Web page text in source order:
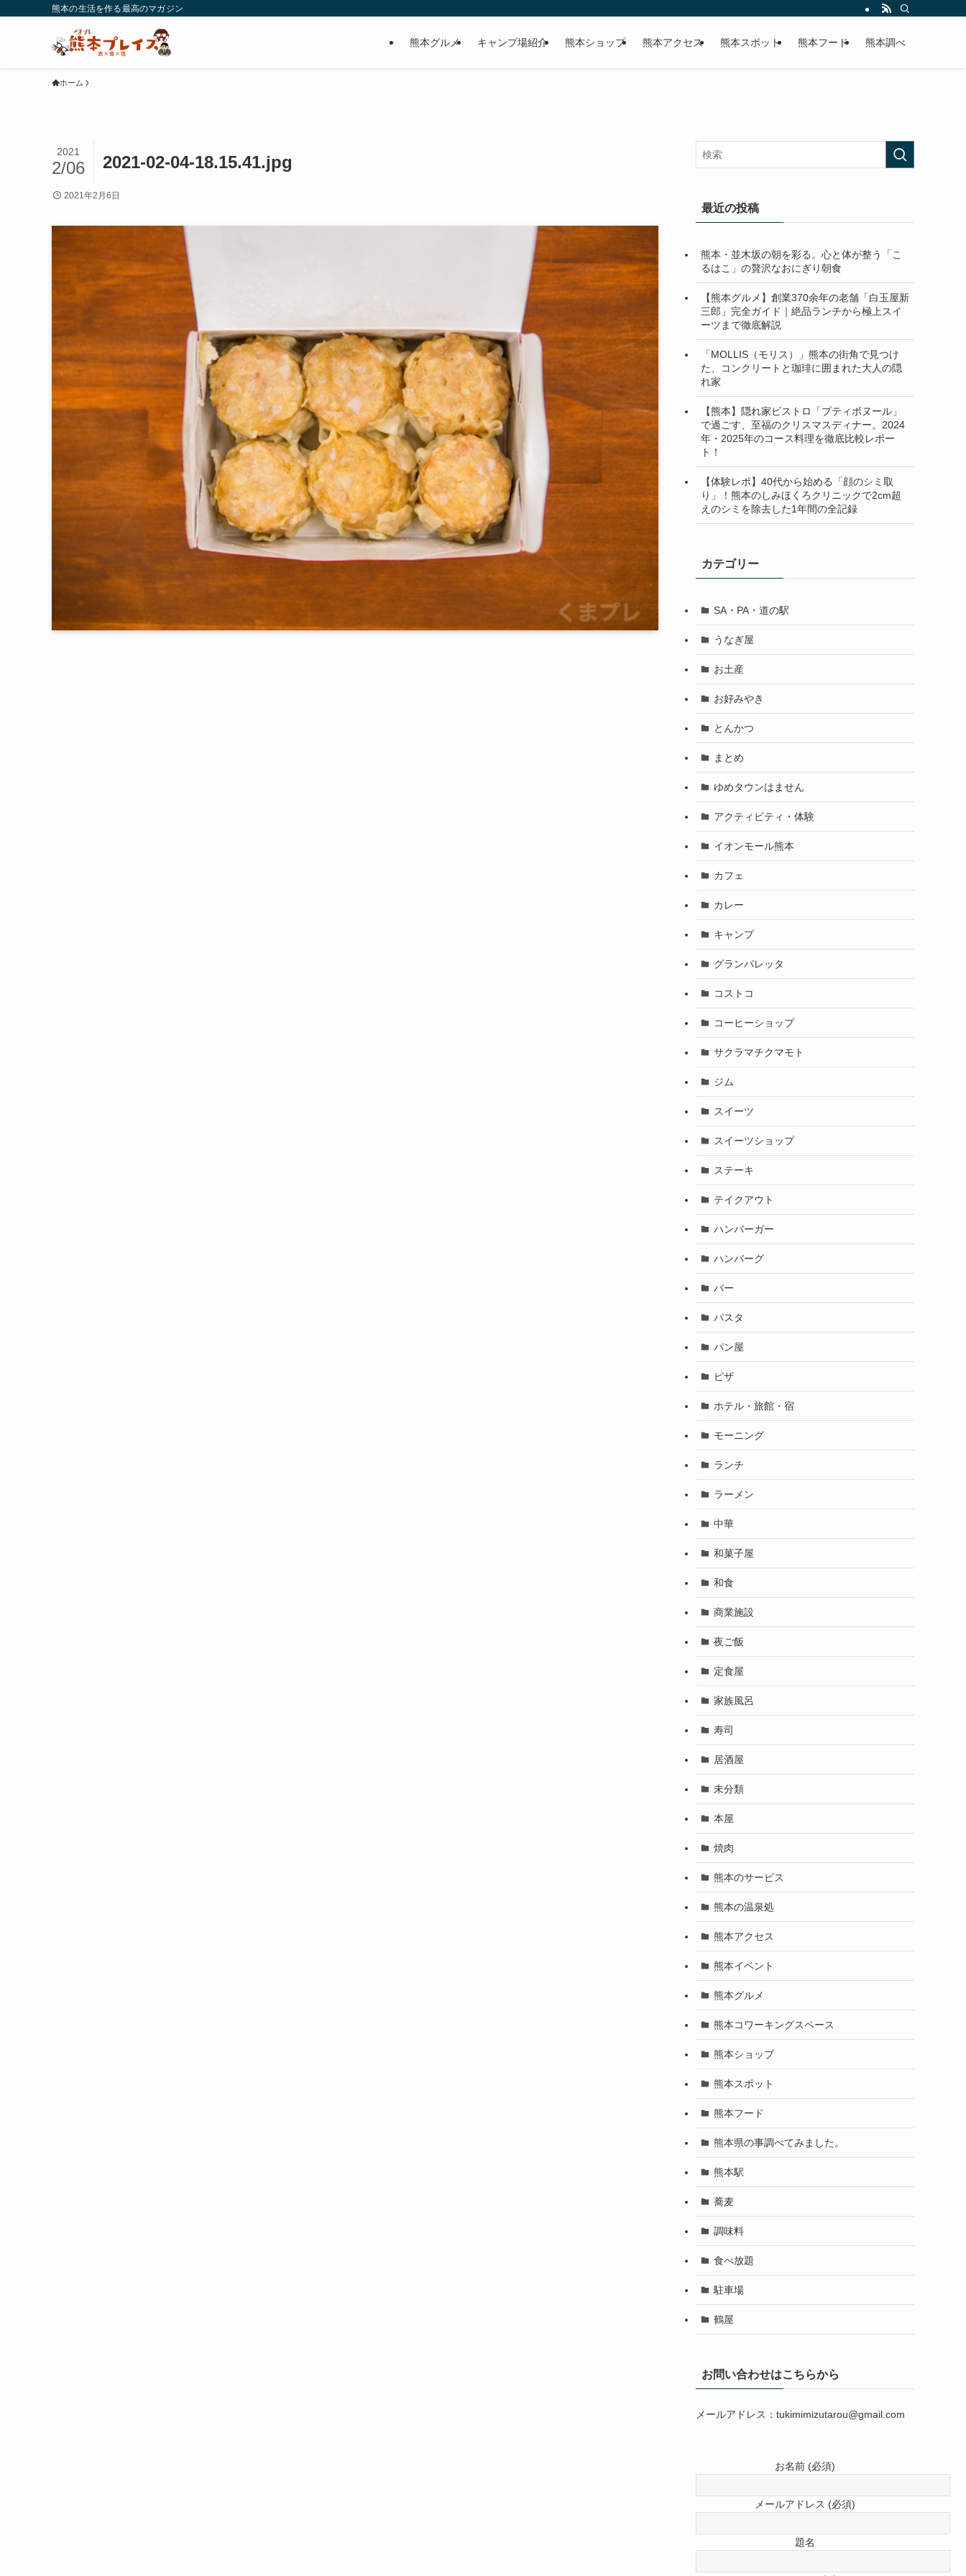
熊本の生活を作る最高のマガジン
熊本グルメ キャンプ場紹介 熊本ショップ 熊本アクセス 熊本スポット 熊本フード 熊本調べ
ホーム
2021-02-04-18.15.41.jpg
2021
2/06
2021年2月6日
最近の投稿
熊本・並木坂の朝を彩る。心と体が整う「こ
るはこ」の贅沢なおにぎり朝食
【熊本グルメ】創業370余年の老舗「白玉屋新
三郎」完全ガイド｜絶品ランチから極上スイ
ーツまで徹底解説
「MOLLIS（モリス）」熊本の街角で見つけ
た、コンクリートと珈琲に囲まれた大人の隠
れ家
【熊本】隠れ家ビストロ「プティボヌール」
で過ごす、至福のクリスマスディナー。2024
年・2025年のコース料理を徹底比較レポー
ト！
【体験レポ】40代から始める「顔のシミ取
り」！熊本のしみほくろクリニックで2cm超
えのシミを除去した1年間の全記録
カテゴリー
SA・PA・道の駅
うなぎ屋
お土産
お好みやき
とんかつ
まとめ
ゆめタウンはません
アクティビティ・体験
イオンモール熊本
カフェ
カレー
キャンプ
グランパレッタ
コストコ
コーヒーショップ
サクラマチクマモト
ジム
スイーツ
スイーツショップ
ステーキ
テイクアウト
ハンバーガー
ハンバーグ
バー
パスタ
パン屋
ピザ
ホテル・旅館・宿
モーニング
ランチ
ラーメン
中華
和菓子屋
和食
商業施設
夜ご飯
定食屋
家族風呂
寿司
居酒屋
未分類
本屋
焼肉
熊本のサービス
熊本の温泉処
熊本アクセス
熊本イベント
熊本グルメ
熊本コワーキングスペース
熊本ショップ
熊本スポット
熊本フード
熊本県の事調べてみました。
熊本駅
蕎麦
調味料
食べ放題
駐車場
鶴屋
お問い合わせはこちらから
メールアドレス：tukimimizutarou@gmail.com
お名前 (必須)
メールアドレス (必須)
題名